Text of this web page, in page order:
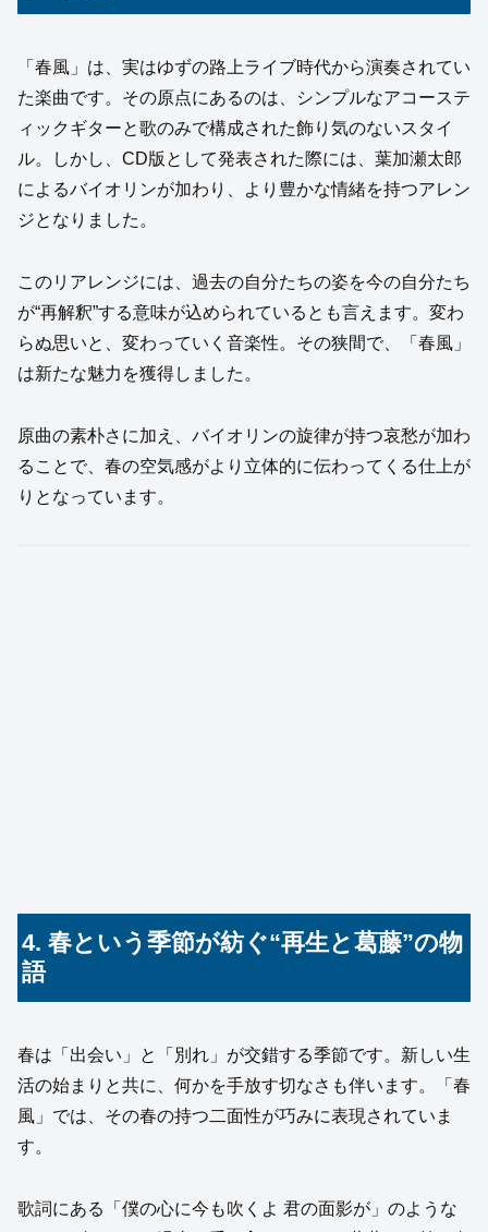
「春風」は、実はゆずの路上ライブ時代から演奏されてい
た楽曲です。その原点にあるのは、シンプルなアコーステ
ィックギターと歌のみで構成された飾り気のないスタイ
ル。しかし、CD版として発表された際には、葉加瀬太郎
によるバイオリンが加わり、より豊かな情緒を持つアレン
ジとなりました。
このリアレンジには、過去の自分たちの姿を今の自分たち
が“再解釈”する意味が込められているとも言えます。変わ
らぬ思いと、変わっていく音楽性。その狭間で、「春風」
は新たな魅力を獲得しました。
原曲の素朴さに加え、バイオリンの旋律が持つ哀愁が加わ
ることで、春の空気感がより立体的に伝わってくる仕上が
りとなっています。
4. 春という季節が紡ぐ“再生と葛藤”の物
語
春は「出会い」と「別れ」が交錯する季節です。新しい生
活の始まりと共に、何かを手放す切なさも伴います。「春
風」では、その春の持つ二面性が巧みに表現されていま
す。
歌詞にある「僕の心に今も吹くよ 君の面影が」のような